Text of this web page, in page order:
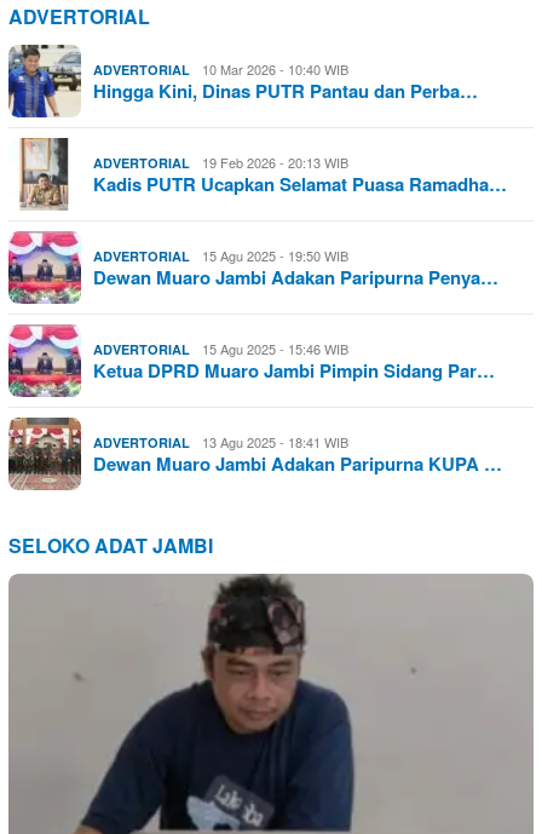
ADVERTORIAL
ADVERTORIAL 10 Mar 2026 - 10:40 WIB
Hingga Kini, Dinas PUTR Pantau dan Perba…
ADVERTORIAL 19 Feb 2026 - 20:13 WIB
Kadis PUTR Ucapkan Selamat Puasa Ramadha…
ADVERTORIAL 15 Agu 2025 - 19:50 WIB
Dewan Muaro Jambi Adakan Paripurna Penya…
ADVERTORIAL 15 Agu 2025 - 15:46 WIB
Ketua DPRD Muaro Jambi Pimpin Sidang Par…
ADVERTORIAL 13 Agu 2025 - 18:41 WIB
Dewan Muaro Jambi Adakan Paripurna KUPA …
SELOKO ADAT JAMBI